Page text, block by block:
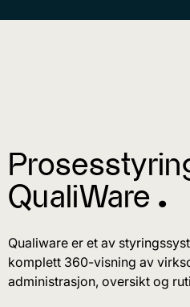
QualiWare ^
Qualiware er et av
komplett 360-visning av
administrasjon, oversikt og